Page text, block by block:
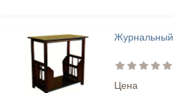
Цена